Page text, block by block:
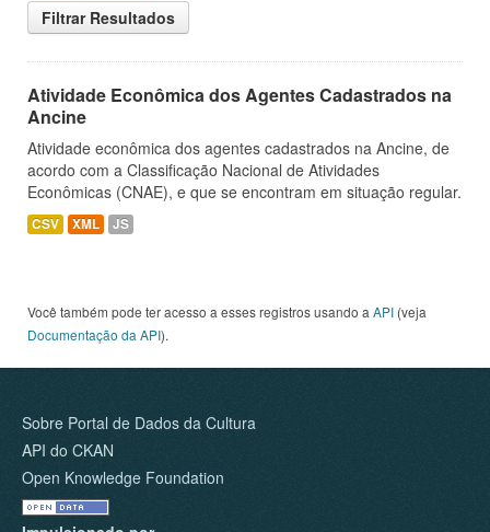
Filtrar Resultados
Atividade Econômica dos Agentes Cadastrados na
Ancine
Atividade econômica dos agentes cadastrados na Ancine, de
acordo com a Classificação Nacional de Atividades
Econômicas (CNAE), e que se encontram em situação regular.
CSV XML JS
Você também pode ter acesso a esses registros usando a API (veja
Documentação da API).
Sobre Portal de Dados da Cultura
API do CKAN
Open Knowledge Foundation